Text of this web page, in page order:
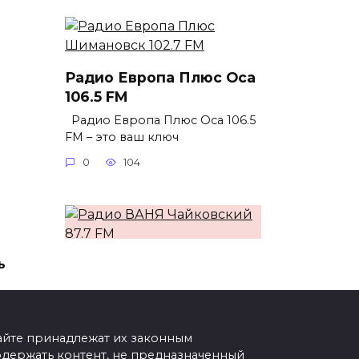
Радио Европа Плюс Оса
106.5 FM
Радио Европа Плюс Оса 106.5
FM – это ваш ключ
0 104
0 81
принадлежат их законным
контент, не предназначенный